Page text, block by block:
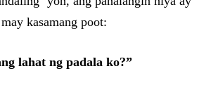
kasamang poot:
lahat ng padala ko?”